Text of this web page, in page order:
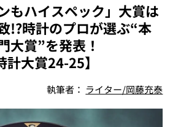
もハイスペック」大賞は
!?時計のプロが選ぶ“本
大賞”を発表！
計大賞24-25】
執筆者： ライター/岡藤充泰